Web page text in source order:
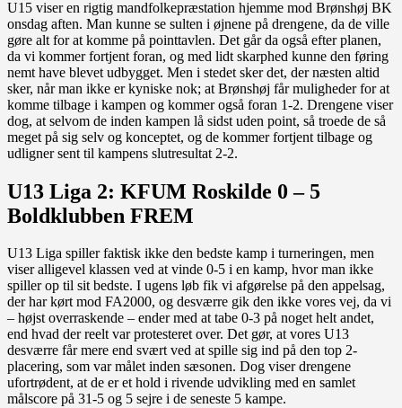
U15 viser en rigtig mandfolkepræstation hjemme mod Brønshøj BK
onsdag aften. Man kunne se sulten i øjnene på drengene, da de ville
gøre alt for at komme på pointtavlen. Det går da også efter planen,
da vi kommer fortjent foran, og med lidt skarphed kunne den føring
nemt have blevet udbygget. Men i stedet sker det, der næsten altid
sker, når man ikke er kyniske nok; at Brønshøj får muligheder for at
komme tilbage i kampen og kommer også foran 1-2. Drengene viser
dog, at selvom de inden kampen lå sidst uden point, så troede de så
meget på sig selv og konceptet, og de kommer fortjent tilbage og
udligner sent til kampens slutresultat 2-2.
U13 Liga 2: KFUM Roskilde 0 – 5
Boldklubben FREM
U13 Liga spiller faktisk ikke den bedste kamp i turneringen, men
viser alligevel klassen ved at vinde 0-5 i en kamp, hvor man ikke
spiller op til sit bedste. I ugens løb fik vi afgørelse på den appelsag,
der har kørt mod FA2000, og desværre gik den ikke vores vej, da vi
– højst overraskende – ender med at tabe 0-3 på noget helt andet,
end hvad der reelt var protesteret over. Det gør, at vores U13
desværre får mere end svært ved at spille sig ind på den top 2-
placering, som var målet inden sæsonen. Dog viser drengene
ufortrødent, at de er et hold i rivende udvikling med en samlet
målscore på 31-5 og 5 sejre i de seneste 5 kampe.